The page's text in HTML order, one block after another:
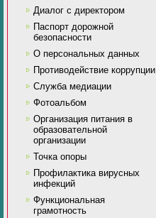
Диалог с директором
Паспорт дорожной
безопасности
О персональных данных
Противодействие коррупции
Служба медиации
Фотоальбом
Организация питания в
образовательной
организации
Точка опоры
Профилактика вирусных
инфекций
Функциональная
грамотность